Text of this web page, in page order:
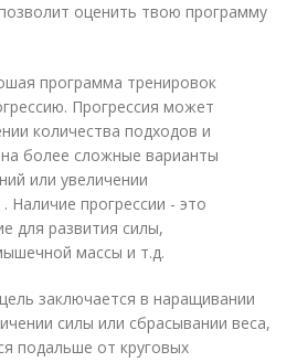
оценить твою программу
программа тренировок
Прогрессия может
количества подходов и
более сложные варианты
или увеличении
Наличие прогрессии - это
для развития силы,
массы и т.д.
заключается в наращивании
силы или сбрасывании веса,
подальше от круговых